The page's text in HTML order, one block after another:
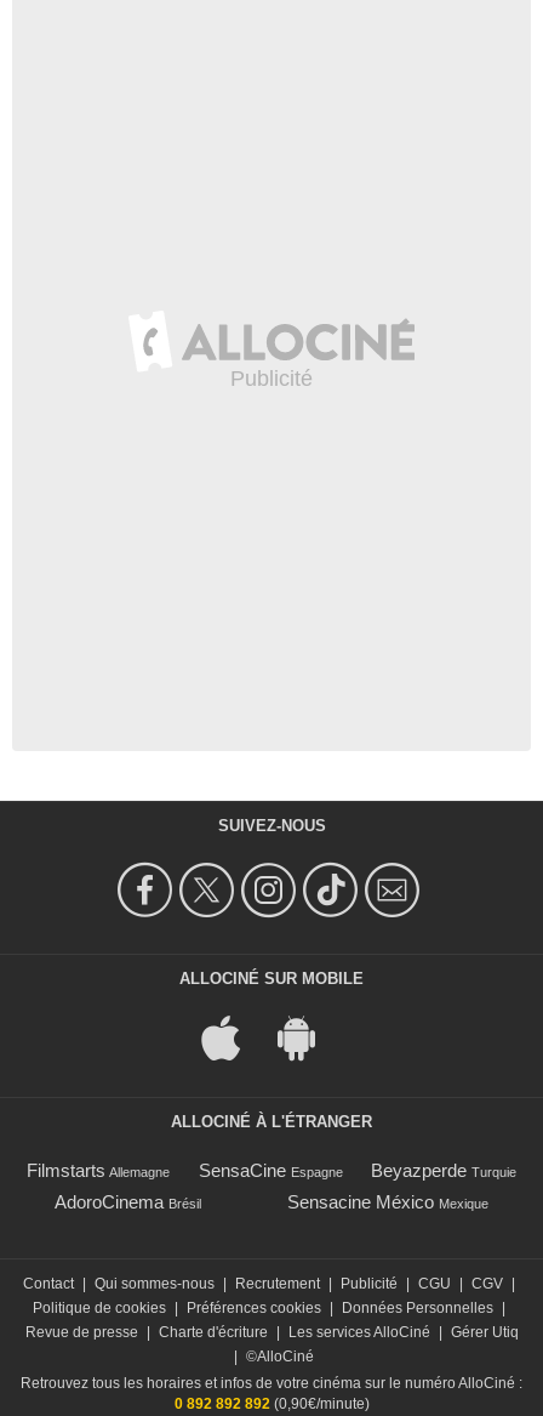
SUIVEZ-NOUS
ALLOCINÉ SUR MOBILE
ALLOCINÉ À L'ÉTRANGER
Filmstarts Allemagne SensaCine Espagne Beyazperde Turquie
AdoroCinema Brésil Sensacine México Mexique
Contact | Qui sommes-nous | Recrutement | Publicité | CGU | CGV |
Politique de cookies | Préférences cookies | Données Personnelles |
Revue de presse
| Charte d'écriture | Les services AlloCiné | Gérer Utiq
| ©AlloCiné
Retrouvez tous les horaires et infos de votre cinéma sur le numéro AlloCiné :
0 892 892 892(0,90€/minute)